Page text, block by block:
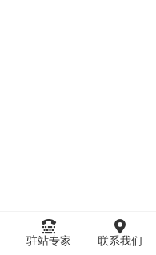
驻站专家 联系我们